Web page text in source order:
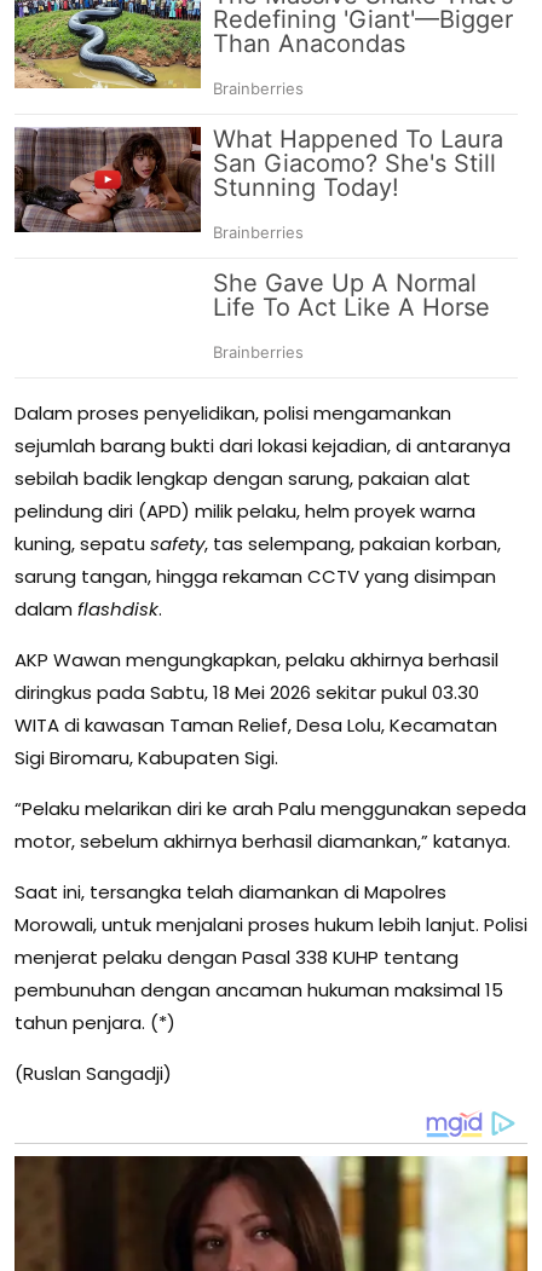
Dalam proses penyelidikan, polisi mengamankan
sejumlah barang bukti dari lokasi kejadian, di antaranya
sebilah badik lengkap dengan sarung, pakaian alat
pelindung diri (APD) milik pelaku, helm proyek warna
kuning, sepatu safety, tas selempang, pakaian korban,
sarung tangan, hingga rekaman CCTV yang disimpan
dalam flashdisk.
AKP Wawan mengungkapkan, pelaku akhirnya berhasil
diringkus pada Sabtu, 18 Mei 2026 sekitar pukul 03.30
WITA di kawasan Taman Relief, Desa Lolu, Kecamatan
Sigi Biromaru, Kabupaten Sigi.
“Pelaku melarikan diri ke arah Palu menggunakan sepeda
motor, sebelum akhirnya berhasil diamankan,” katanya.
Saat ini, tersangka telah diamankan di Mapolres
Morowali, untuk menjalani proses hukum lebih lanjut. Polisi
menjerat pelaku dengan Pasal 338 KUHP tentang
pembunuhan dengan ancaman hukuman maksimal 15
tahun penjara. (*)
(Ruslan Sangadji)